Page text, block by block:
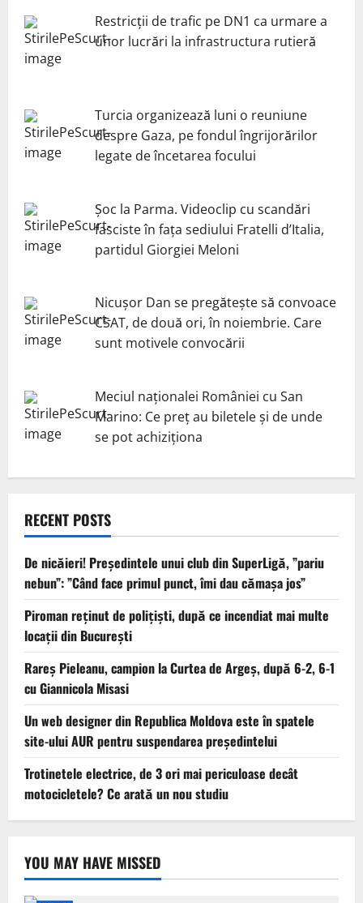
Restricții de trafic pe DN1 ca urmare a
unor lucrări la infrastructura rutieră
Turcia organizează luni o reuniune
despre Gaza, pe fondul îngrijorărilor
legate de încetarea focului
Șoc la Parma. Videoclip cu scandări
fasciste în fața sediului Fratelli d’Italia,
partidul Giorgiei Meloni
Nicuşor Dan se pregăteşte să convoace
CSAT, de două ori, în noiembrie. Care
sunt motivele convocării
Meciul naționalei României cu San
Marino: Ce preț au biletele și de unde
se pot achiziționa
RECENT POSTS
De nicăieri! Președintele unui club din SuperLigă, ”pariu
nebun”: ”Când face primul punct, îmi dau cămașa jos”
Piroman reţinut de poliţişti, după ce incendiat mai multe
locaţii din București
Rareș Pieleanu, campion la Curtea de Argeș, după 6-2, 6-1
cu Giannicola Misasi
Un web designer din Republica Moldova este în spatele
site-ului AUR pentru suspendarea președintelui
Trotinetele electrice, de 3 ori mai periculoase decât
motocicletele? Ce arată un nou studiu
YOU MAY HAVE MISSED